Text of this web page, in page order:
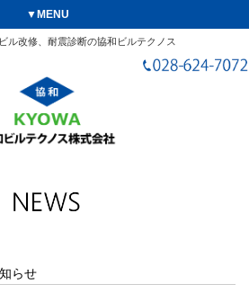
▼MENU
ル改修、耐震診断の協和ビルテクノス
らせ